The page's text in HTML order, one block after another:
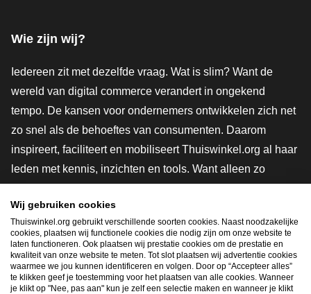
Wie zijn wij?
Iedereen zit met dezelfde vraag. Wat is slim? Want de
wereld van digital commerce verandert in ongekend
tempo. De kansen voor ondernemers ontwikkelen zich net
zo snel als de behoeftes van consumenten. Daarom
inspireert, faciliteert en mobiliseert Thuiswinkel.org al haar
leden met kennis, inzichten en tools. Want alleen zo
innovatievere toekomst. Dus groei ook mee en maak
shoppen slimmer.
Lid worden
Wij gebruiken cookies
Thuiswinkel.org gebruikt verschillende soorten cookies. Naast noodzakelijke
cookies, plaatsen wij functionele cookies die nodig zijn om onze website te
laten functioneren. Ook plaatsen wij prestatie cookies om de prestatie en
kwaliteit van onze website te meten. Tot slot plaatsen wij advertentie cookies
waarmee we jou kunnen identificeren en volgen. Door op “Accepteer alles”
te klikken geef je toestemming voor het plaatsen van alle cookies. Wanneer
je klikt op "Nee, pas aan" kun je zelf een selectie maken en wanneer je klikt